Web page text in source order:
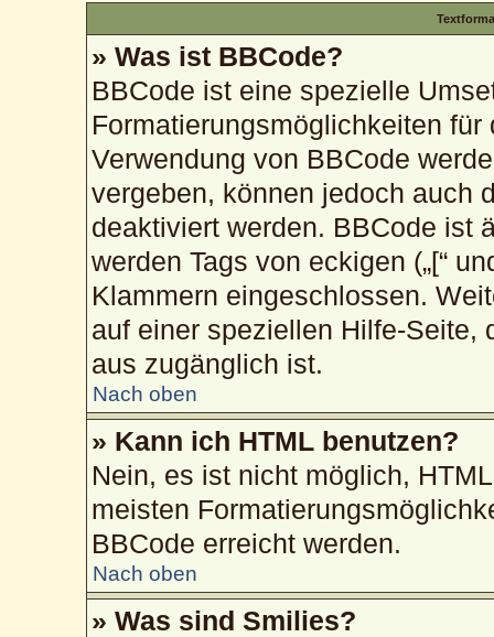
» Was ist BBCode?
BBCode ist eine spezielle
Formatierungsmöglichkeiten
Verwendung von BBCode
vergeben, können jedoch auch
deaktiviert werden. BBCode ist
werden Tags von eckigen („[“
Klammern eingeschlossen.
auf einer speziellen Hilfe-Seite,
aus zugänglich ist.
Nach oben
» Kann ich HTML benutzen?
Nein, es ist nicht möglich,
meisten
BBCode erreicht werden.
Nach oben
» Was sind Smilies?